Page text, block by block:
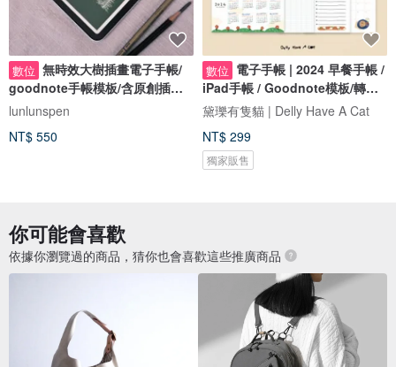
數位 無時效大樹插畫電子手帳/
goodnote手帳模板/含原創插畫/
貼紙
lunlunspen
NT$ 550
數位 電子手帳 | 2024 早餐手帳 /
iPad手帳 / Goodnote模板/轉跳
式
黛瓅有隻貓 | Delly Have A Cat
NT$ 299
獨家販售
你可能會喜歡
依據你瀏覽過的商品，猜你也會喜歡這些推廣商品